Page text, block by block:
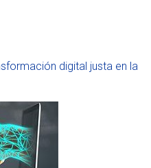
digital justa en la